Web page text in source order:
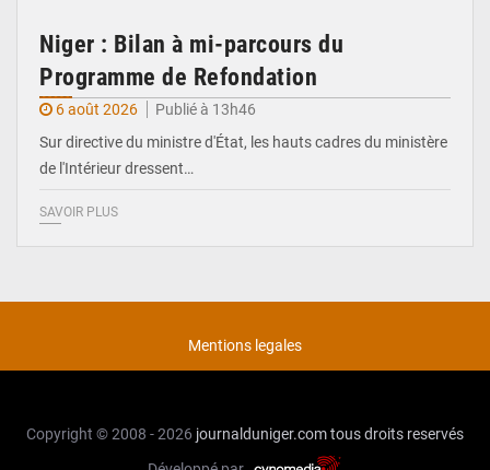
Niger : Bilan à mi-parcours du
Programme de Refondation
6 août 2026
Publié à 13h46
Sur directive du ministre d'État, les hauts cadres du ministère
de l'Intérieur dressent…
SAVOIR PLUS
Mentions legales
Copyright © 2008 - 2026 journalduniger.comtous droits reservés